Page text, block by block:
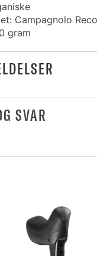
Campagnolo
gram
SVAR